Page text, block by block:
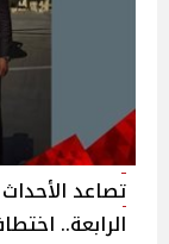
تصاعد
الرابعة..